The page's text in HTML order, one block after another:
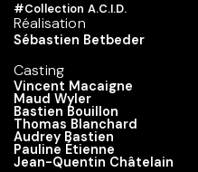
#Collection A.C.I.D.
Réalisation
Sébastien Betbeder
Casting
Vincent Macaigne
Maud Wyler
Bastien Bouillon
Thomas Blanchard
Audrey Bastien
Pauline Étienne
Jean-Quentin Châtelain